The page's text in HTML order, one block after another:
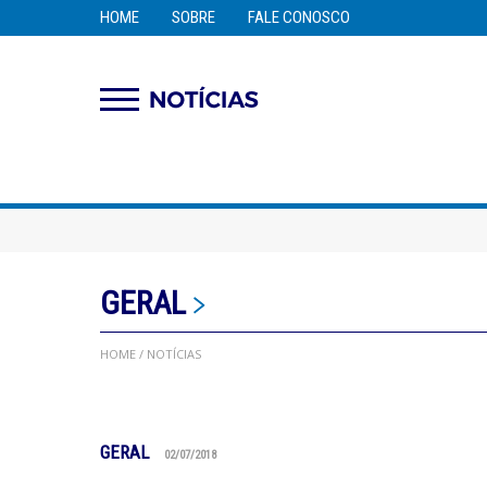
HOME SOBRE FALE CONOSCO
GERAL
HOME / NOTÍCIAS
GERAL 02/07/2018